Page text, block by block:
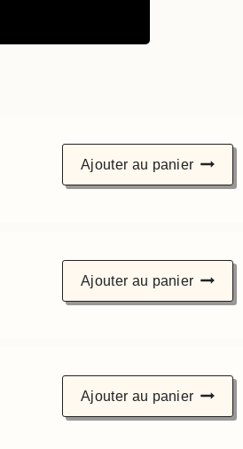
Ajouter au panier
Ajouter au panier
Ajouter au panier